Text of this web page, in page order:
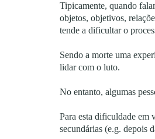
Tipicamente, quando
objetos, objetivos,
tende a dificultar o
Sendo a morte uma
lidar com o luto.
No entanto, algumas
Para esta dificuldade em
secundárias (e.g. depois